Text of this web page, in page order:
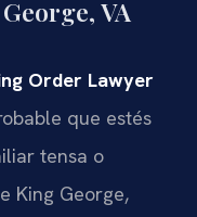
VA
Order Lawyer
que estés
tensa o
King George,